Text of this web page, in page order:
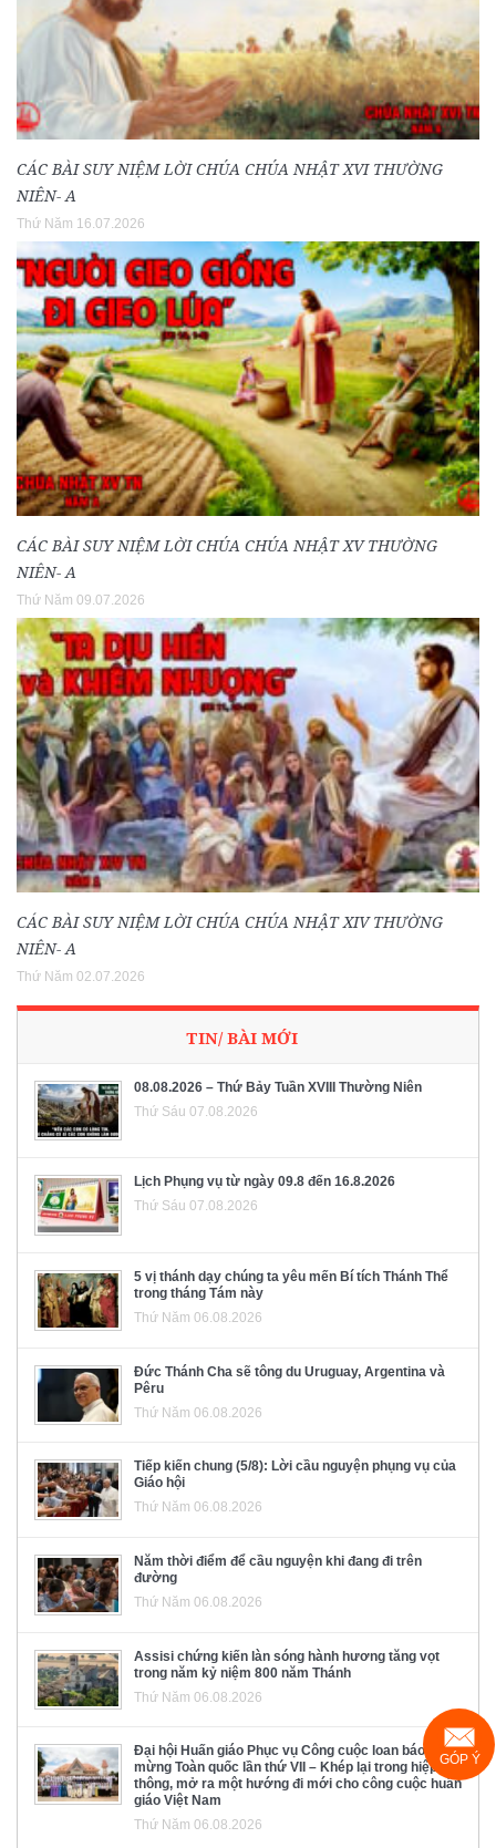
CÁC BÀI SUY NIỆM LỜI CHÚA CHÚA NHẬT XVI THƯỜNG
NIÊN- A
Thứ Năm 16.07.2026
CÁC BÀI SUY NIỆM LỜI CHÚA CHÚA NHẬT XV THƯỜNG
NIÊN- A
Thứ Năm 09.07.2026
CÁC BÀI SUY NIỆM LỜI CHÚA CHÚA NHẬT XIV THƯỜNG
NIÊN- A
Thứ Năm 02.07.2026
TIN/ BÀI MỚI
08.08.2026 – Thứ Bảy Tuần XVIII Thường Niên
Thứ Sáu 07.08.2026
Lịch Phụng vụ từ ngày 09.8 đến 16.8.2026
Thứ Sáu 07.08.2026
5 vị thánh dạy chúng ta yêu mến Bí tích Thánh Thể
trong tháng Tám này
Thứ Năm 06.08.2026
Đức Thánh Cha sẽ tông du Uruguay, Argentina và
Pêru
Thứ Năm 06.08.2026
Tiếp kiến chung (5/8): Lời cầu nguyện phụng vụ của
Giáo hội
Thứ Năm 06.08.2026
Năm thời điểm để cầu nguyện khi đang đi trên
đường
Thứ Năm 06.08.2026
Assisi chứng kiến làn sóng hành hương tăng vọt
trong năm kỷ niệm 800 năm Thánh
Thứ Năm 06.08.2026
Đại hội Huấn giáo Phục vụ Công cuộc loan báo Tin
mừng Toàn quốc lần thứ VII – Khép lại trong hiệp
thông, mở ra một hướng đi mới cho công cuộc huấn
giáo Việt Nam
Thứ Năm 06.08.2026
GÓP Ý